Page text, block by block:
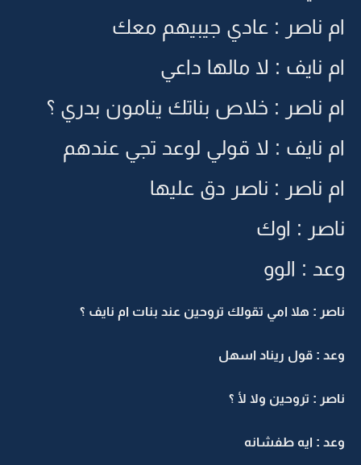
ام ناصر : عادي جيبيهم معك
ام نايف : لا مالها داعي
ام ناصر : خلاص بناتك ينامون بدري ؟
ام نايف : لا قولي لوعد تجي عندهم
ام ناصر : ناصر دق عليها
ناصر : اوك
وعد : الوو
ناصر : هلا امي تقولك تروحين عند بنات ام نايف ؟
وعد : قول ريناد اسهل
ناصر : تروحين ولا لأ ؟
وعد : ايه طفشانه